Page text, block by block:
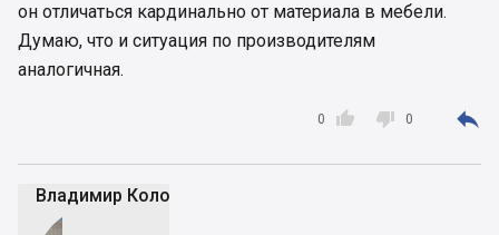
он отличаться кардинально от материала в мебели.
Думаю, что и ситуация по производителям
аналогичная.

0  0 
Владимир Коломейко